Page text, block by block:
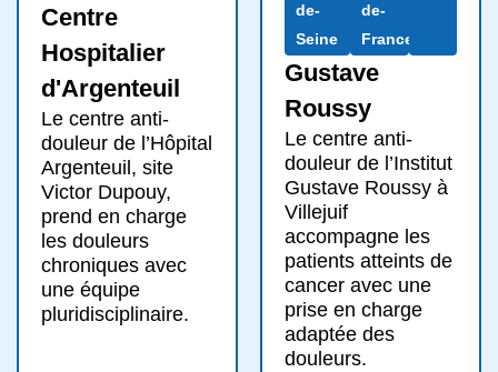
Centre
Hospitalier
d'Argenteuil
Le centre anti-
douleur de l’Hôpital
Argenteuil, site
Victor Dupouy,
prend en charge
les douleurs
chroniques avec
une équipe
pluridisciplinaire.
de-
Seine
de-
France
Gustave
Roussy
Le centre anti-
douleur de l’Institut
Gustave Roussy à
Villejuif
accompagne les
patients atteints de
cancer avec une
prise en charge
adaptée des
douleurs.